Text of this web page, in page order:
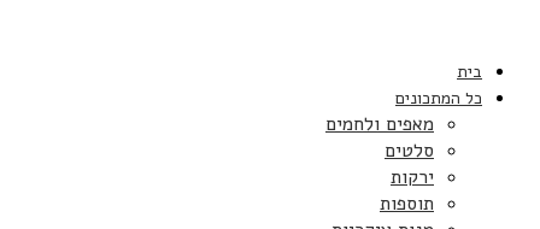
בית
כל המתכונים
מאפים ולחמים
סלטים
ירקות
תוספות